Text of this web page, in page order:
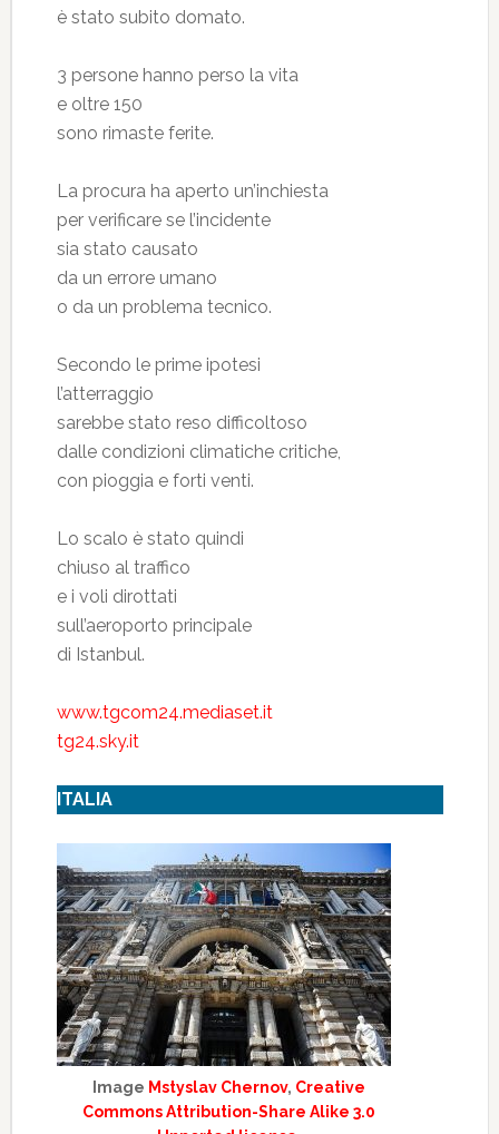
è stato subito domato.
3 persone hanno perso la vita
e oltre 150
sono rimaste ferite.
La procura ha aperto un’inchiesta
per verificare se l’incidente
sia stato causato
da un errore umano
o da un problema tecnico.
Secondo le prime ipotesi
l’atterraggio
sarebbe stato reso difficoltoso
dalle condizioni climatiche critiche,
con pioggia e forti venti.
Lo scalo è stato quindi
chiuso al traffico
e i voli dirottati
sull’aeroporto principale
di Istanbul.
www.tgcom24.mediaset.it
tg24.sky.it
ITALIA
Image Mstyslav Chernov, Creative
Commons Attribution-Share Alike 3.0